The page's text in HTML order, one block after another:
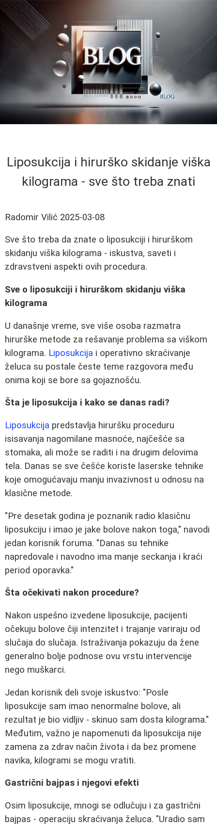
Liposukcija i hirurško skidanje viška
kilograma - sve što treba znati
Radomir Vilić 2025-03-08
Sve što treba da znate o liposukciji i hirurškom
skidanju viška kilograma - iskustva, saveti i
zdravstveni aspekti ovih procedura.
Sve o liposukciji i hirurškom skidanju viška
kilograma
U današnje vreme, sve više osoba razmatra
hirurške metode za rešavanje problema sa viškom
kilograma. Liposukcija i operativno skraćivanje
želuca su postale česte teme razgovora među
onima koji se bore sa gojaznošću.
Šta je liposukcija i kako se danas radi?
Liposukcija predstavlja hiruršku proceduru
isisavanja nagomilane masnoće, najčešće sa
stomaka, ali može se raditi i na drugim delovima
tela. Danas se sve češće koriste laserske tehnike
koje omogućavaju manju invazivnost u odnosu na
klasične metode.
"Pre desetak godina je poznanik radio klasičnu
liposukciju i imao je jake bolove nakon toga," navodi
jedan korisnik foruma. "Danas su tehnike
napredovale i navodno ima manje seckanja i kraći
period oporavka."
Šta očekivati nakon procedure?
Nakon uspešno izvedene liposukcije, pacijenti
očekuju bolove čiji intenzitet i trajanje variraju od
slučaja do slučaja. Istraživanja pokazuju da žene
generalno bolje podnose ovu vrstu intervencije
nego muškarci.
Jedan korisnik deli svoje iskustvo: "Posle
liposukcije sam imao nenormalne bolove, ali
rezultat je bio vidljiv - skinuo sam dosta kilograma."
Međutim, važno je napomenuti da liposukcija nije
zamena za zdrav način života i da bez promene
navika, kilogrami se mogu vratiti.
Gastrični bajpas i njegovi efekti
Osim liposukcije, mnogi se odlučuju i za gastrični
bajpas - operaciju skraćivanja želuca. "Uradio sam